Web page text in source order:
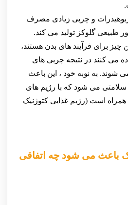
و چربی زیادی مصرف
طبیعی گلوکز تولید می کند.
چیز برای فرآیند های بدن هستند،
می کنند در نتیجه چربی های
شوند. به نوبه خود ، این باعث
می شود که با رژیم های
است (رژیم غذایی کتوژنیک
باعث می شود چه اتفاقی